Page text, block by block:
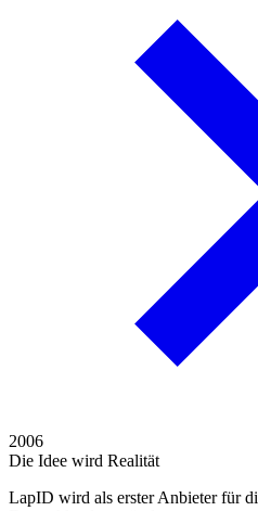
2006
Die Idee wird Realität
LapID wird als erster Anbieter für